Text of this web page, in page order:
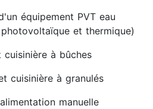
équipement PVT eau
et thermique)
cuisinière à bûches
cuisinière à granulés
manuelle